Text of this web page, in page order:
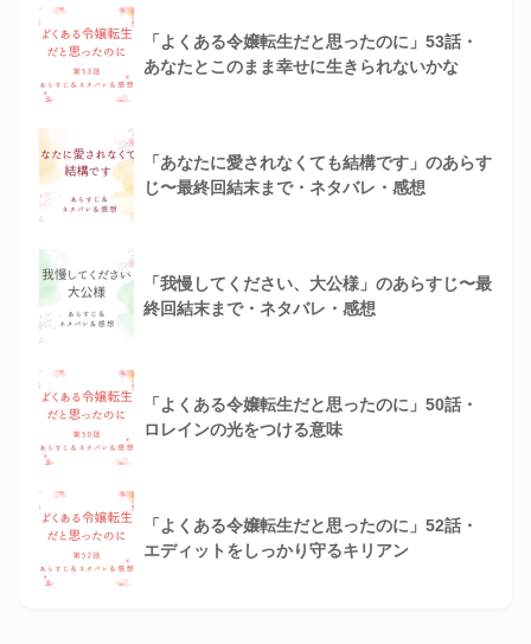
「よくある令嬢転生だと思ったのに」53話・
あなたとこのまま幸せに生きられないかな
「あなたに愛されなくても結構です」のあらす
じ〜最終回結末まで・ネタバレ・感想
「我慢してください、大公様」のあらすじ〜最
終回結末まで・ネタバレ・感想
「よくある令嬢転生だと思ったのに」50話・
ロレインの光をつける意味
「よくある令嬢転生だと思ったのに」52話・
エディットをしっかり守るキリアン